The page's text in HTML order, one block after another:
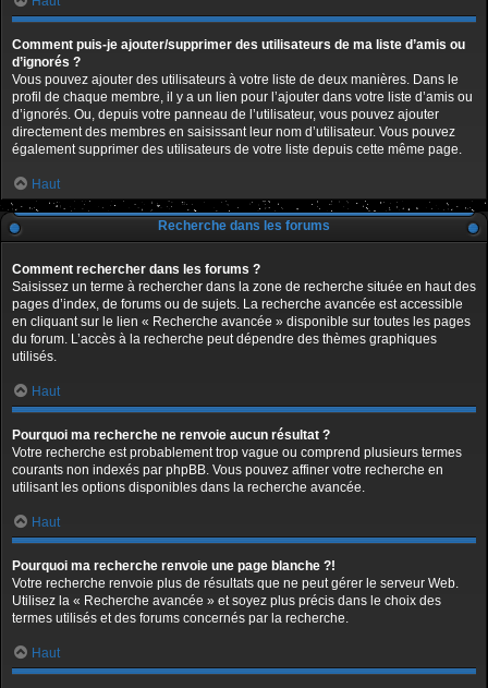
Comment puis-je ajouter/supprimer des utilisateurs de ma liste d’amis ou
d’ignorés ?
Vous pouvez ajouter des utilisateurs à votre liste de deux manières. Dans le
profil de chaque membre, il y a un lien pour l’ajouter dans votre liste d’amis ou
d’ignorés. Ou, depuis votre panneau de l’utilisateur, vous pouvez ajouter
directement des membres en saisissant leur nom d’utilisateur. Vous pouvez
également supprimer des utilisateurs de votre liste depuis cette même page.
Haut
Recherche dans les forums
Comment rechercher dans les forums ?
Saisissez un terme à rechercher dans la zone de recherche située en haut des
pages d’index, de forums ou de sujets. La recherche avancée est accessible
en cliquant sur le lien « Recherche avancée » disponible sur toutes les pages
du forum. L’accès à la recherche peut dépendre des thèmes graphiques
utilisés.
Haut
Pourquoi ma recherche ne renvoie aucun résultat ?
Votre recherche est probablement trop vague ou comprend plusieurs termes
courants non indexés par phpBB. Vous pouvez affiner votre recherche en
utilisant les options disponibles dans la recherche avancée.
Haut
Pourquoi ma recherche renvoie une page blanche ?!
Votre recherche renvoie plus de résultats que ne peut gérer le serveur Web.
Utilisez la « Recherche avancée » et soyez plus précis dans le choix des
termes utilisés et des forums concernés par la recherche.
Haut